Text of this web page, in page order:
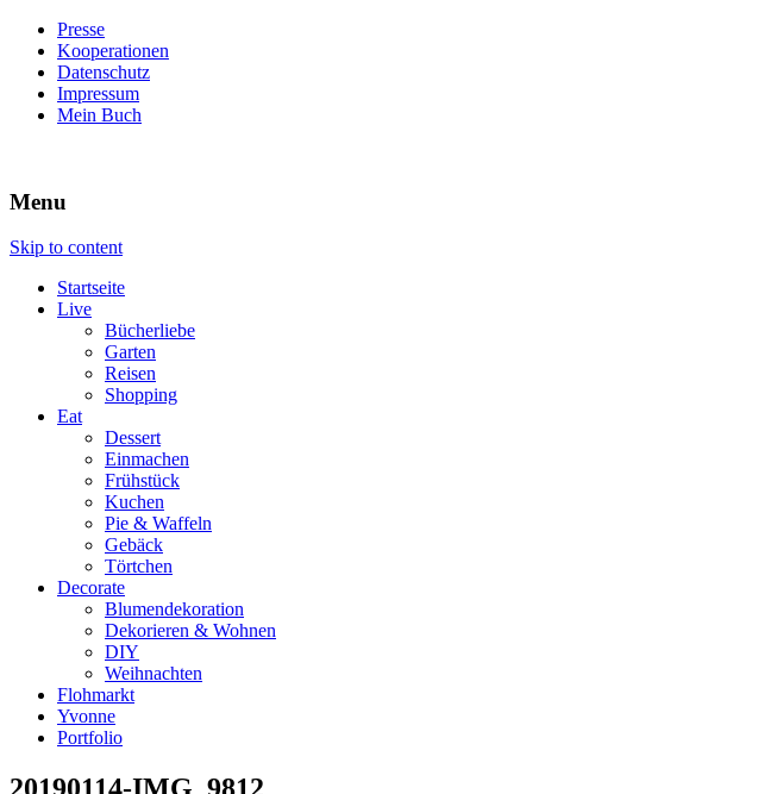
Presse
Kooperationen
Datenschutz
Impressum
Mein Buch
Villa König
Menu
Skip to content
Startseite
Live
Bücherliebe
Garten
Reisen
Shopping
Eat
Dessert
Einmachen
Frühstück
Kuchen
Pie & Waffeln
Gebäck
Törtchen
Decorate
Blumendekoration
Dekorieren & Wohnen
DIY
Weihnachten
Flohmarkt
Yvonne
Portfolio